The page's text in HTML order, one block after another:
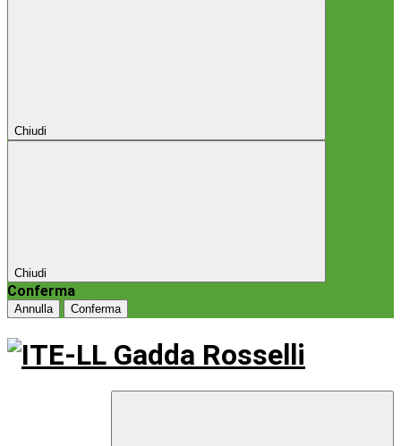
Chiudi
Chiudi
Conferma
Annulla Conferma